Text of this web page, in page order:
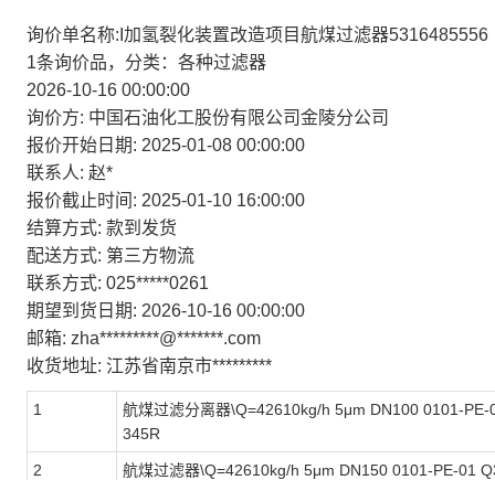
询价单名称:I加氢裂化装置改造项目航煤过滤器5316485556
1条询价品，分类：各种过滤器
2026-10-16 00:00:00
询价方: 中国石油化工股份有限公司金陵分公司
报价开始日期: 2025-01-08 00:00:00
联系人: 赵*
报价截止时间: 2025-01-10 16:00:00
结算方式: 款到发货
配送方式: 第三方物流
联系方式: 025*****0261
期望到货日期: 2026-10-16 00:00:00
邮箱: zha*********@*******.com
收货地址: 江苏省南京市*********
1
航煤过滤分离器\Q=42610kg/h 5μm DN100 0101-PE-
345R
2
航煤过滤器\Q=42610kg/h 5μm DN150 0101-PE-01